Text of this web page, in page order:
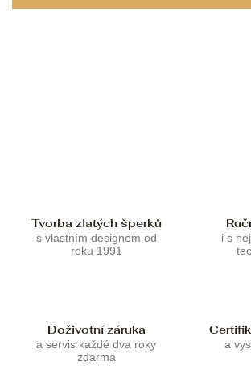
Tvorba zlatých šperků
s vlastním designem od
roku 1991
i s
Doživotní záruka
a servis každé dva roky
zdarma
a